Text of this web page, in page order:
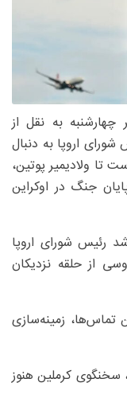
به نقل از
شورای اروپا به دنبال
تا ولادیمیر پوتین،
جنگ در اوکراین
رئیس شورای اروپا
از حلقه نزدیکان
تماس‌ها، زمینه‌سازی
سخنگوی کرملین هنوز